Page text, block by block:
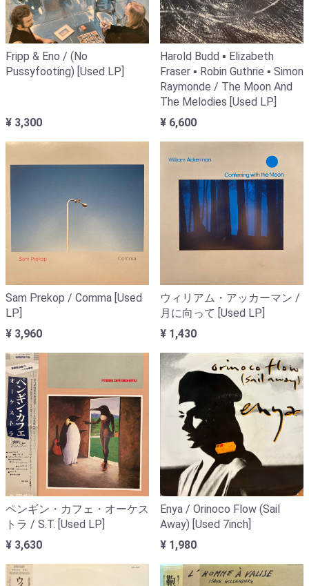
Fripp & Eno / (No
Pussyfooting) [Used LP]
¥ 3,300
Harold Budd ▪ Elizabeth
Fraser ▪ Robin Guthrie ▪ Simon
Raymonde / The Moon And
The Melodies [Used LP]
¥ 6,600
Sam Prekop / Comma [Used
LP]
¥ 3,960
ウィリアム・アッカーマン /
月に向って [Used LP]
¥ 1,430
ペンギン・カフェ・オーケス
トラ / S.T. [Used LP]
¥ 3,630
Enya / Orinoco Flow (Sail
Away) [Used 7inch]
¥ 1,980